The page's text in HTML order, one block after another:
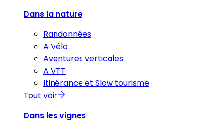
Dans la nature
Randonnées
A Vélo
Aventures verticales
A VTT
Itinérance et Slow tourisme
Tout voir
Dans les vignes